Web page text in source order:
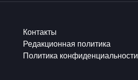
Контакты
Редакционная политика
Политика конфиденциальности